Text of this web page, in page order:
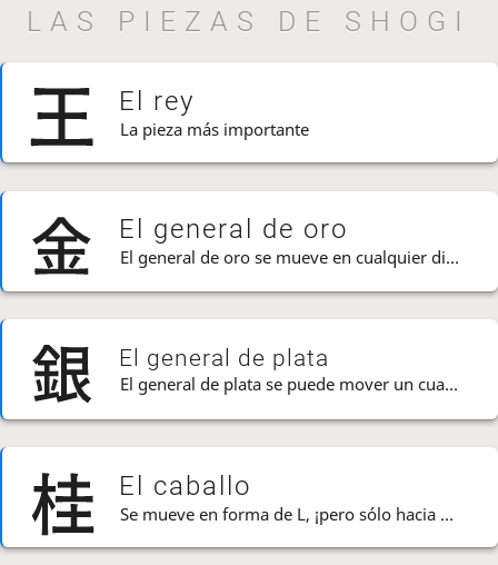
LAS PIEZAS DE SHOGI
El rey
La pieza más importante
El general de oro
El general de oro se mueve en cualquier dirección EXCEPTO en diagonal hacia atrás.
El general de plata
El general de plata se puede mover un cuadro en cualquier diagonal o hacia adelante.
El caballo
Se mueve en forma de L, ¡pero sólo hacia ADELANTE!